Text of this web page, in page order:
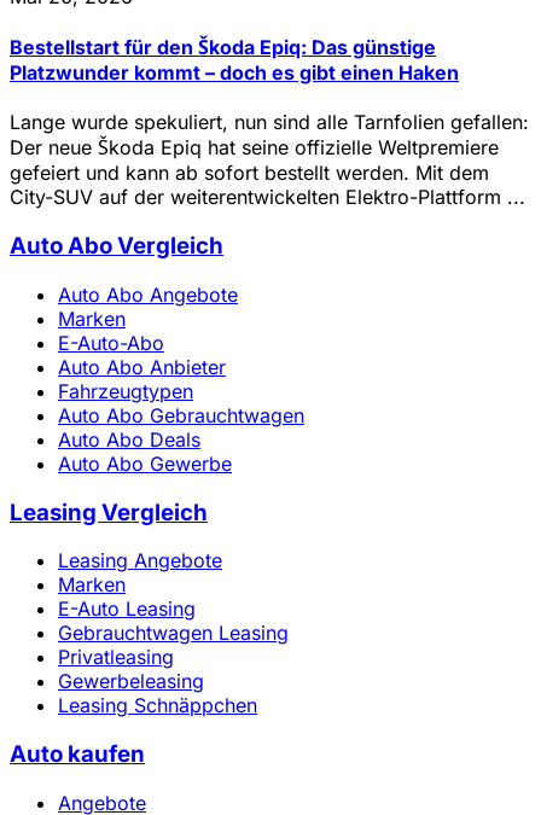
Bestellstart für den Škoda Epiq: Das günstige
Platzwunder kommt – doch es gibt einen Haken
Lange wurde spekuliert, nun sind alle Tarnfolien gefallen:
Der neue Škoda Epiq hat seine offizielle Weltpremiere
gefeiert und kann ab sofort bestellt werden. Mit dem
City-SUV auf der weiterentwickelten Elektro-Plattform ...
Auto Abo Vergleich
Auto Abo Angebote
Marken
E-Auto-Abo
Auto Abo Anbieter
Fahrzeugtypen
Auto Abo Gebrauchtwagen
Auto Abo Deals
Auto Abo Gewerbe
Leasing Vergleich
Leasing Angebote
Marken
E-Auto Leasing
Gebrauchtwagen Leasing
Privatleasing
Gewerbeleasing
Leasing Schnäppchen
Auto kaufen
Angebote